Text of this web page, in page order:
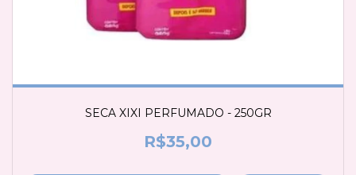
SECA XIXI PERFUMADO - 250GR
R$35,00